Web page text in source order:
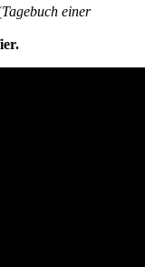
Tagebuch einer